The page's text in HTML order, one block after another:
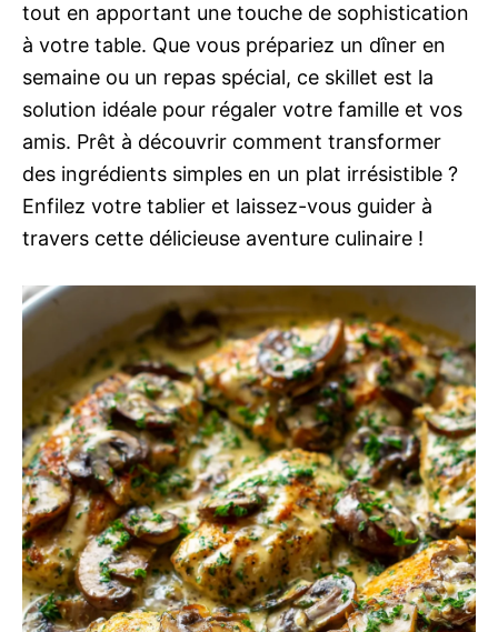
tout en apportant une touche de sophistication
à votre table. Que vous prépariez un dîner en
semaine ou un repas spécial, ce skillet est la
solution idéale pour régaler votre famille et vos
amis. Prêt à découvrir comment transformer
des ingrédients simples en un plat irrésistible ?
Enfilez votre tablier et laissez-vous guider à
travers cette délicieuse aventure culinaire !